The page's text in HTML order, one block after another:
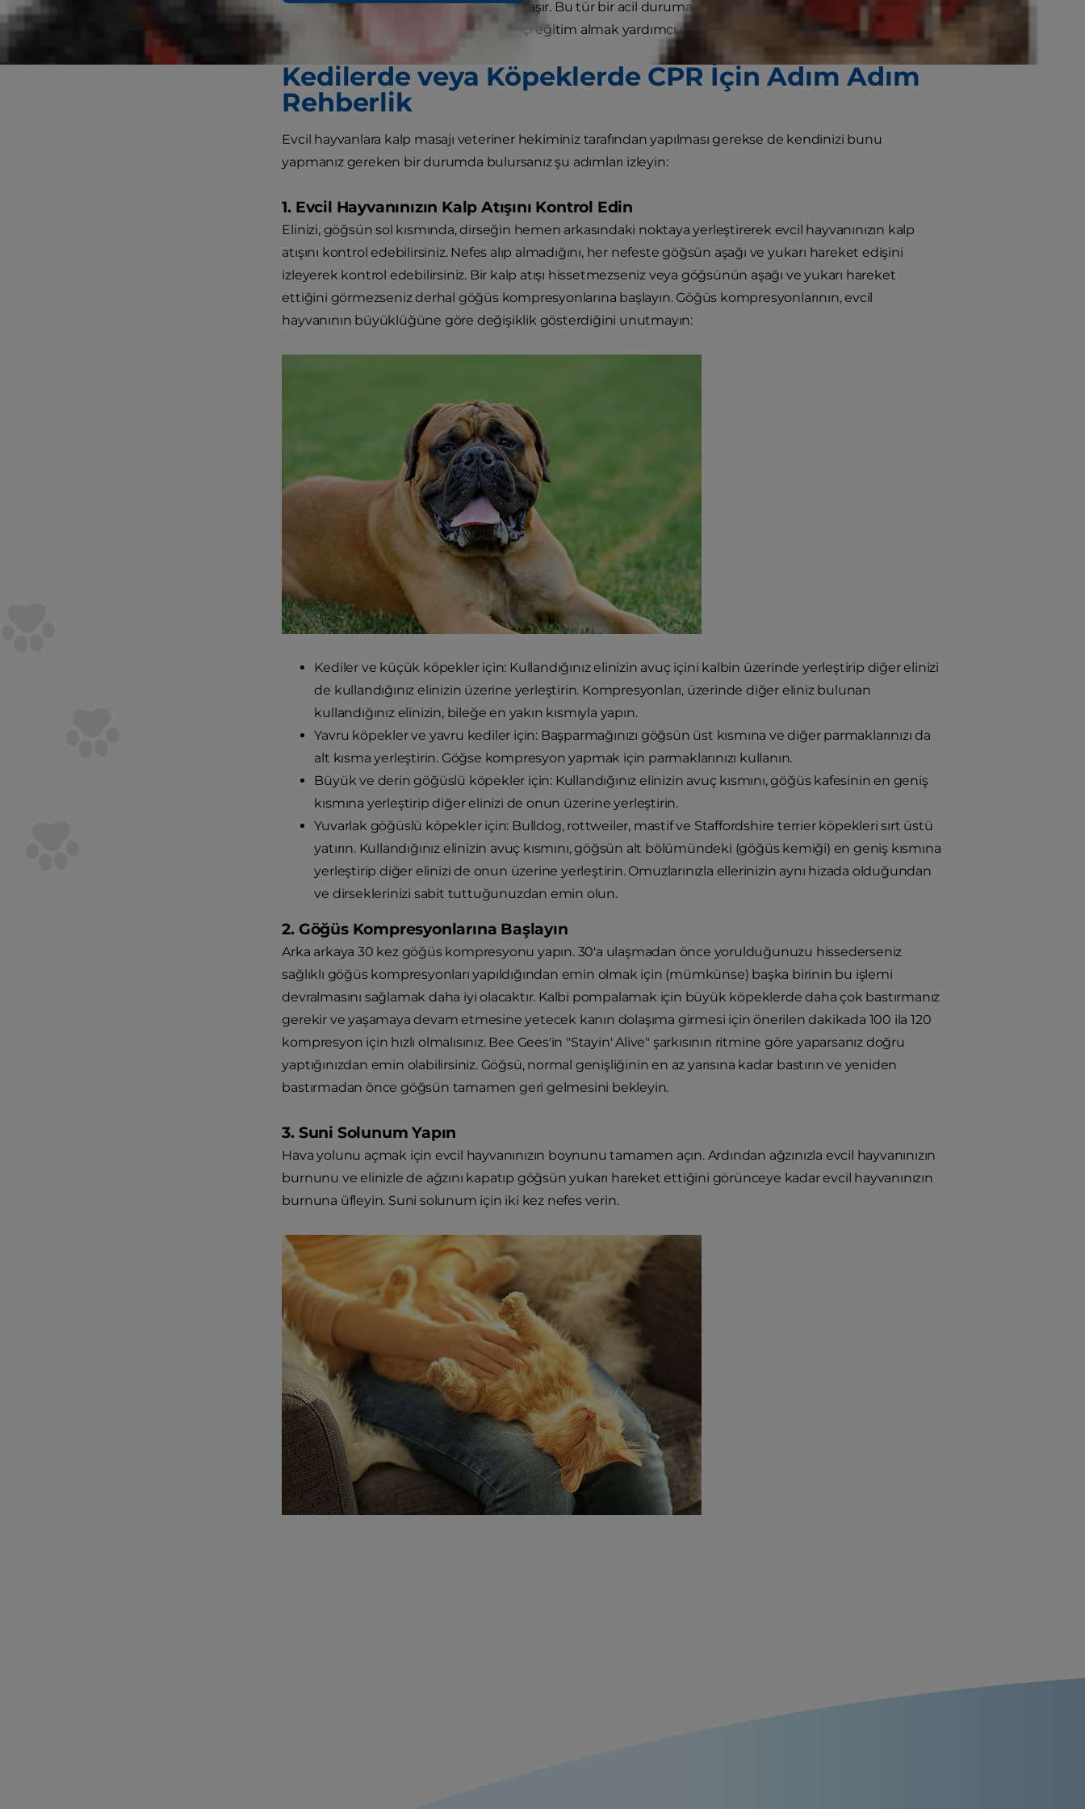
masajı yapmayı bilmeniz hayati önem taşır. Bu tür bir acil duruma hazırlıklı olmak için
Red Cross
'tan kedi
ve köpek ilk yardımına yönelik çevrimiçi eğitim almak yardımcı olabilir.
Kedilerde veya Köpeklerde CPR İçin Adım Adım
Rehberlik
Evcil hayvanlara kalp masajı veteriner hekiminiz tarafından yapılması gerekse de kendinizi bunu
yapmanız gereken bir durumda bulursanız şu adımları izleyin:
1. Evcil Hayvanınızın Kalp Atışını Kontrol Edin
Elinizi, göğsün sol kısmında, dirseğin hemen arkasındaki noktaya yerleştirerek evcil hayvanınızın kalp
atışını kontrol edebilirsiniz. Nefes alıp almadığını, her nefeste göğsün aşağı ve yukarı hareket edişini
izleyerek kontrol edebilirsiniz. Bir kalp atışı hissetmezseniz veya göğsünün aşağı ve yukarı hareket
ettiğini görmezseniz derhal göğüs kompresyonlarına başlayın. Göğüs kompresyonlarının, evcil
hayvanının büyüklüğüne göre değişiklik gösterdiğini unutmayın:
Kediler ve küçük köpekler için: Kullandığınız elinizin avuç içini kalbin üzerinde yerleştirip diğer elinizi
de kullandığınız elinizin üzerine yerleştirin. Kompresyonları, üzerinde diğer eliniz bulunan
kullandığınız elinizin, bileğe en yakın kısmıyla yapın.
Yavru köpekler ve yavru kediler için: Başparmağınızı göğsün üst kısmına ve diğer parmaklarınızı da
alt kısma yerleştirin. Göğse kompresyon yapmak için parmaklarınızı kullanın.
Büyük ve derin göğüslü köpekler için: Kullandığınız elinizin avuç kısmını, göğüs kafesinin en geniş
kısmına yerleştirip diğer elinizi de onun üzerine yerleştirin.
Yuvarlak göğüslü köpekler için: Bulldog, rottweiler, mastif ve Staffordshire terrier köpekleri sırt üstü
yatırın. Kullandığınız elinizin avuç kısmını, göğsün alt bölümündeki (göğüs kemiği) en geniş kısmına
yerleştirip diğer elinizi de onun üzerine yerleştirin. Omuzlarınızla ellerinizin aynı hizada olduğundan
ve dirseklerinizi sabit tuttuğunuzdan emin olun.
2. Göğüs Kompresyonlarına Başlayın
Arka arkaya 30 kez göğüs kompresyonu yapın. 30'a ulaşmadan önce yorulduğunuzu hissederseniz
sağlıklı göğüs kompresyonları yapıldığından emin olmak için (mümkünse) başka birinin bu işlemi
devralmasını sağlamak daha iyi olacaktır. Kalbi pompalamak için büyük köpeklerde daha çok bastırmanız
gerekir ve yaşamaya devam etmesine yetecek kanın dolaşıma girmesi için önerilen dakikada 100 ila 120
kompresyon için hızlı olmalısınız. Bee Gees'in "Stayin' Alive" şarkısının ritmine göre yaparsanız doğru
yaptığınızdan emin olabilirsiniz. Göğsü, normal genişliğinin en az yarısına kadar bastırın ve yeniden
bastırmadan önce göğsün tamamen geri gelmesini bekleyin.
3. Suni Solunum Yapın
Hava yolunu açmak için evcil hayvanınızın boynunu tamamen açın. Ardından ağzınızla evcil hayvanınızın
burnunu ve elinizle de ağzını kapatıp göğsün yukarı hareket ettiğini görünceye kadar evcil hayvanınızın
burnuna üfleyin. Suni solunum için iki kez nefes verin.